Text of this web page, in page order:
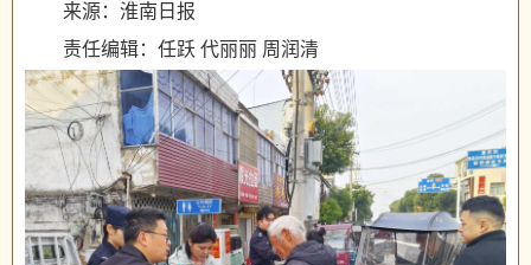
来源：淮南日报
责任编辑：任跃 代丽丽 周润清